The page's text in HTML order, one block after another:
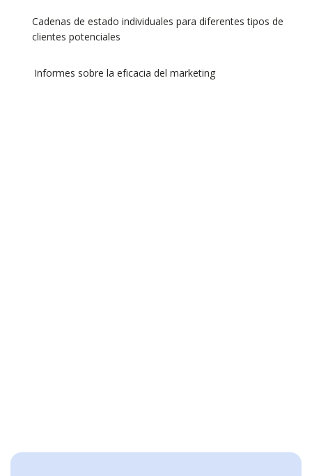
Cadenas de estado individuales para diferentes tipos de
clientes potenciales
Informes sobre la eficacia del marketing